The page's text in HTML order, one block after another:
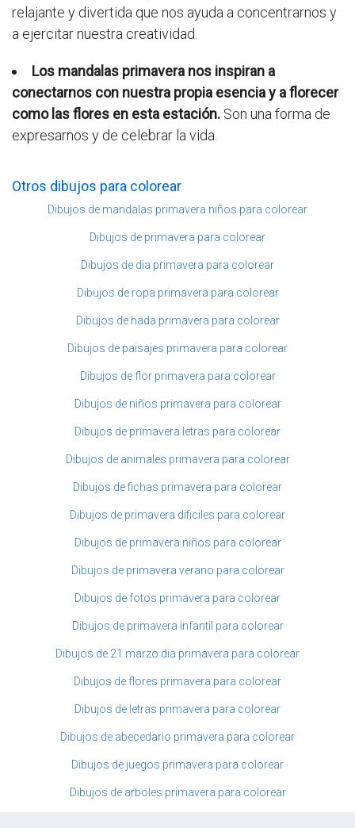
relajante y divertida que nos ayuda a concentrarnos y
a ejercitar nuestra creatividad.
Los mandalas primavera nos inspiran a
conectarnos con nuestra propia esencia y a florecer
como las flores en esta estación. Son una forma de
expresarnos y de celebrar la vida.
Otros dibujos para colorear
Dibujos de mandalas primavera niños para colorear
Dibujos de primavera para colorear
Dibujos de dia primavera para colorear
Dibujos de ropa primavera para colorear
Dibujos de hada primavera para colorear
Dibujos de paisajes primavera para colorear
Dibujos de flor primavera para colorear
Dibujos de niños primavera para colorear
Dibujos de primavera letras para colorear
Dibujos de animales primavera para colorear
Dibujos de fichas primavera para colorear
Dibujos de primavera dificiles para colorear
Dibujos de primavera niños para colorear
Dibujos de primavera verano para colorear
Dibujos de fotos primavera para colorear
Dibujos de primavera infantil para colorear
Dibujos de 21 marzo dia primavera para colorear
Dibujos de flores primavera para colorear
Dibujos de letras primavera para colorear
Dibujos de abecedario primavera para colorear
Dibujos de juegos primavera para colorear
Dibujos de arboles primavera para colorear